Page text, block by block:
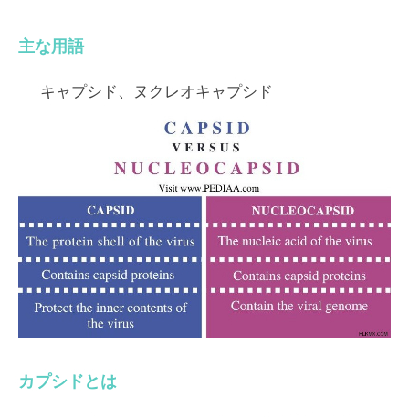
主な用語
キャプシド、ヌクレオキャプシド
カプシドとは